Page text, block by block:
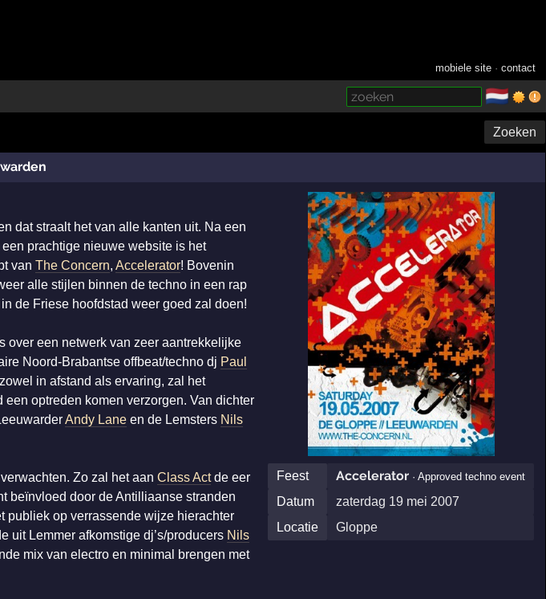
mobiele site ·contact
🇳🇱
Zoeken
Feest Accelerator· Approved techno event
Datum
zaterdag 19 mei 2007
Locatie
Gloppe
dat straalt het van alle kanten uit. Na een
prachtige nieuwe website is het
van The Concern, Accelerator! Bovenin
alle stijlen binnen de techno in een rap
de Friese hoofdstad weer goed zal doen!
over een netwerk van zeer aantrekkelijke
Noord-Brabantse offbeat/techno dj Paul
in afstand als ervaring, zal het
optreden komen verzorgen. Van dichter
Andy Laneen de Lemsters Nils
Zo zal het aan Class Actde eer
beïnvloed door de Antilliaanse stranden
publiek op verrassende wijze hierachter
uit Lemmer afkomstige dj’s/producers Nils
mix van electro en minimal brengen met